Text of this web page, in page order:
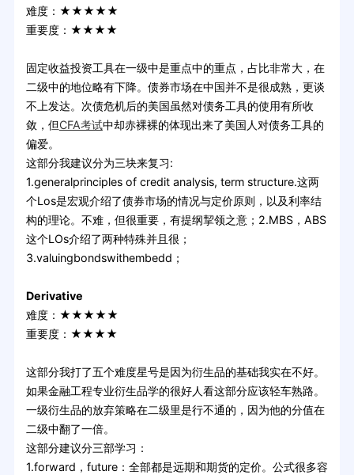
难度：★★★★★
重要度：★★★★
固定收益投资工具在一级中是重点中的重点，占比非常大，在
二级中的地位略有下降。债券市场在中国并不是很成熟，更谈
不上发达。次债危机后的美国虽然对债务工具的使用有所收
敛，但CFA考试中却赤裸裸的体现出来了美国人对债务工具的
偏爱。
这部分我建议分为三块来复习:
1.generalprinciples of credit analysis, term structure.这两
个Los是宏观介绍了债券市场的情况与定价原则，以及利率结
构的理论。不难，但很重要，有提纲挈领之意；2.MBS，ABS
这个LOs介绍了两种特殊并且很；
3.valuingbondswithembedd；
Derivative
难度：★★★★★
重要度：★★★★
这部分我打了五个难度星号是因为衍生品的基础我实在不好。
如果金融工程专业衍生品学的很好人看这部分应该轻车熟路。
一级衍生品的放弃策略在二级里是行不通的，因为他的分值在
二级中翻了一倍。
这部分建议分三部学习：
1.forward，future：全部都是远期和期货的定价。公式很多容